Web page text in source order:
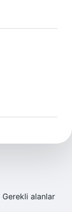
Gerekli alanlar